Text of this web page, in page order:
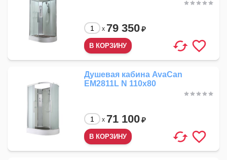
x 79 350₽
Душевая кабина AvaCan
EM2811L N 110x80
x 71 100₽